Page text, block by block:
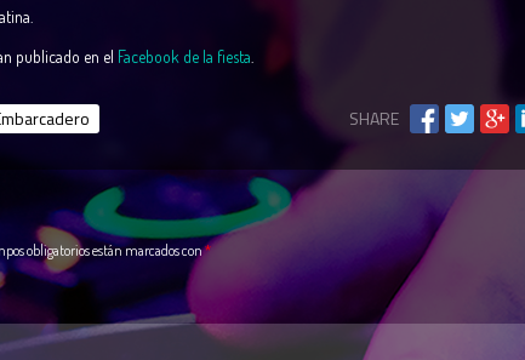
publicado en el Facebook de la fiesta
SHARE
obligatorios están marcados con*